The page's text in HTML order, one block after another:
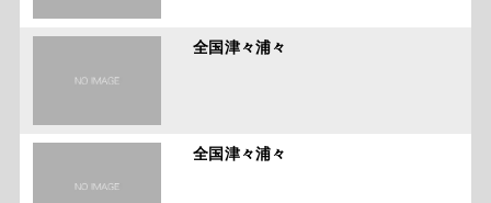
全国津々浦々
全国津々浦々